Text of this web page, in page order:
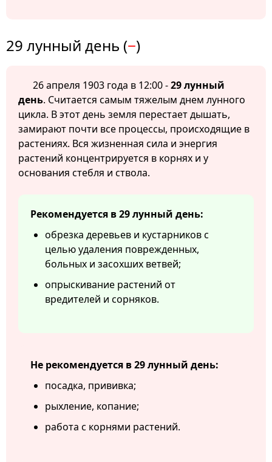
29 лунный день (−)
26 апреля 1903 года в 12:00 -29 лунный
день. Считается самым тяжелым днем лунного
цикла. В этот день земля перестает дышать,
замирают почти все процессы, происходящие в
растениях. Вся жизненная сила и энергия
растений концентрируется в корнях и у
основания стебля и ствола.
Рекомендуется в 29 лунный день:
обрезка деревьев и кустарников с
целью удаления поврежденных,
больных и засохших ветвей;
опрыскивание растений от
вредителей и сорняков.
Не рекомендуется в 29 лунный день:
посадка, прививка;
рыхление, копание;
работа с корнями растений.